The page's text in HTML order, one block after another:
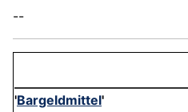
--
'Bargeldmittel'